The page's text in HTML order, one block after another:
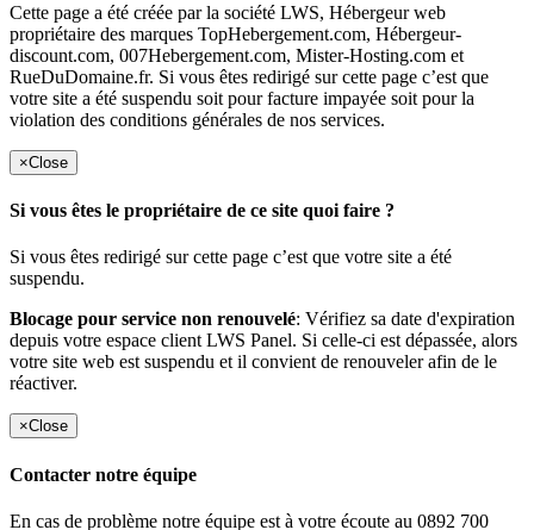
Cette page a été créée par la société LWS, Hébergeur web
propriétaire des marques TopHebergement.com, Hébergeur-
discount.com, 007Hebergement.com, Mister-Hosting.com et
RueDuDomaine.fr. Si vous êtes redirigé sur cette page c’est que
votre site a été suspendu soit pour facture impayée soit pour la
violation des conditions générales de nos services.
×Close
Si vous êtes le propriétaire de ce site quoi faire ?
Si vous êtes redirigé sur cette page c’est que votre site a été
suspendu.
Blocage pour service non renouvelé: Vérifiez sa date d'expiration
depuis votre espace client LWS Panel. Si celle-ci est dépassée, alors
votre site web est suspendu et il convient de renouveler afin de le
réactiver.
×Close
Contacter notre équipe
En cas de problème notre équipe est à votre écoute au 0892 700